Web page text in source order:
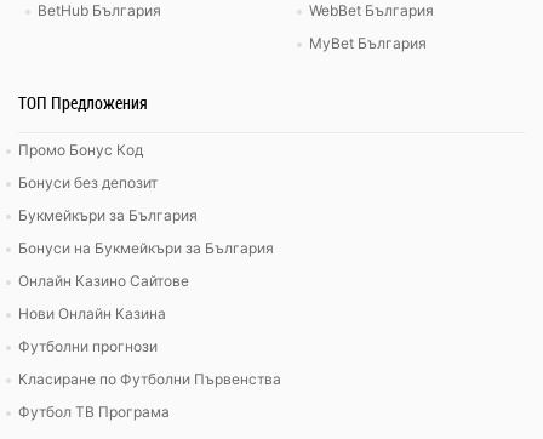
BetHub България
WebBet България
MyBet България
ТОП Предложения
Промо Бонус Код
Бонуси без депозит
Букмейкъри за България
Бонуси на Букмейкъри за България
Онлайн Казино Сайтове
Нови Онлайн Казина
Футболни прогнози
Класиране по Футболни Първенства
Футбол ТВ Програма